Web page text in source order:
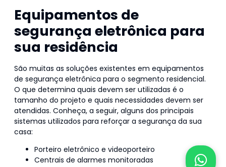
Equipamentos de
segurança eletrônica para
sua residência
São muitas as soluções existentes em equipamentos
de segurança eletrônica para o segmento residencial.
O que determina quais devem ser utilizadas é o
tamanho do projeto e quais necessidades devem ser
atendidas. Conheça, a seguir, alguns dos principais
sistemas utilizados para reforçar a segurança da sua
casa:
Porteiro eletrônico e videoporteiro
Centrais de alarmes monitoradas